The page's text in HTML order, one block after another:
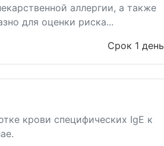
аллергии, а также
для оценки риска...
Срок 1 день
крови специфических IgE к